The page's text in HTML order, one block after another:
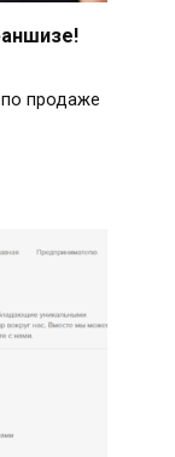
продаже